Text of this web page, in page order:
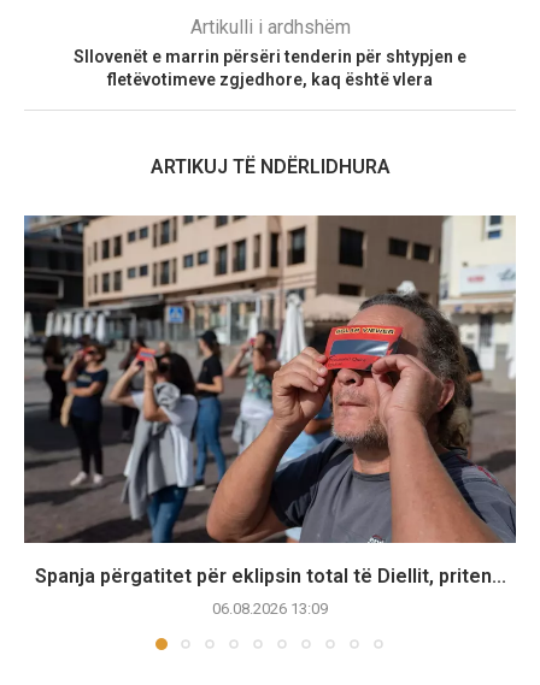
Artikulli i ardhshëm
Sllovenët e marrin përsëri tenderin për shtypjen e
fletëvotimeve zgjedhore, kaq është vlera
ARTIKUJ TË NDËRLIDHURA
Spanja përgatitet për eklipsin total të Diellit, priten...
06.08.2026 13:09